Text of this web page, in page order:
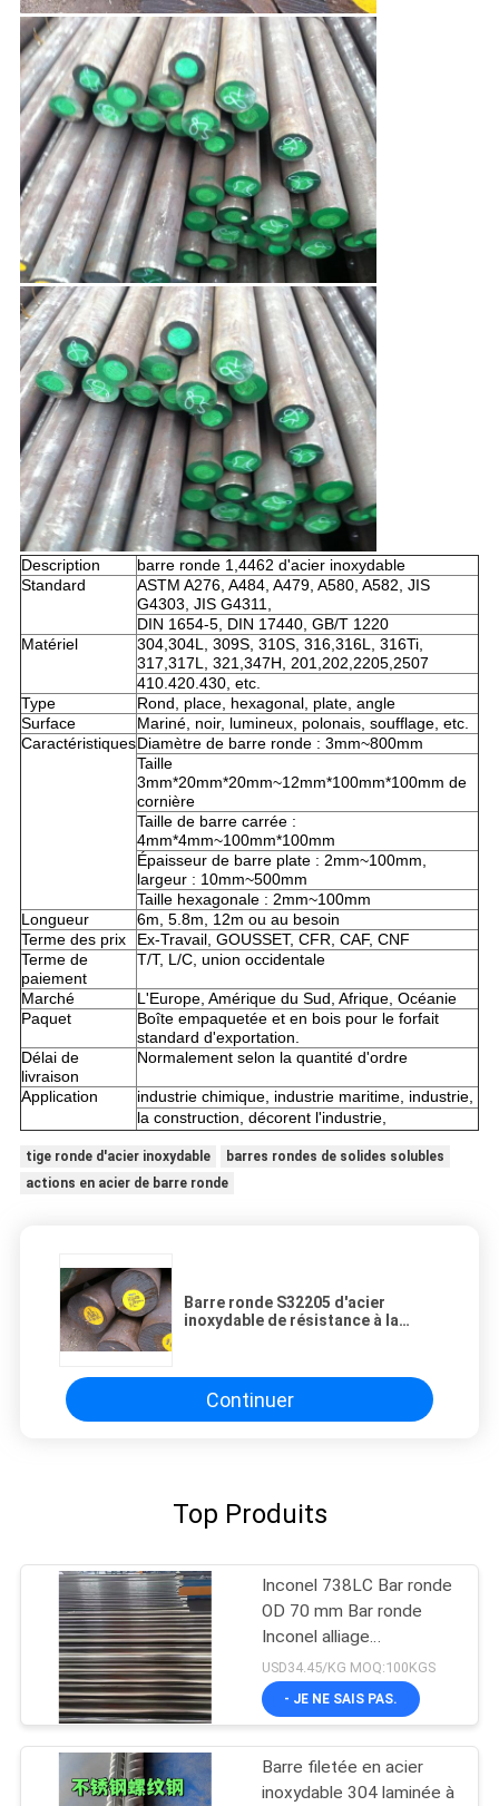
Description
barre ronde 1,4462 d'acier inoxydable
Standard
ASTM A276, A484, A479, A580, A582, JIS
G4303, JIS G4311,
DIN 1654-5, DIN 17440, GB/T 1220
Matériel
304,304L, 309S, 310S, 316,316L, 316Ti,
317,317L, 321,347H, 201,202,2205,2507
410.420.430, etc.
Type
Rond, place, hexagonal, plate, angle
Surface
Mariné, noir, lumineux, polonais, soufflage, etc.
CaractéristiquesDiamètre de barre ronde : 3mm~800mm
Taille
3mm*20mm*20mm~12mm*100mm*100mm de
cornière
Taille de barre carrée :
4mm*4mm~100mm*100mm
Épaisseur de barre plate : 2mm~100mm,
largeur : 10mm~500mm
Taille hexagonale : 2mm~100mm
Longueur
6m, 5.8m, 12m ou au besoin
Terme des prix
Ex-Travail, GOUSSET, CFR, CAF, CNF
Terme de
paiement
T/T, L/C, union occidentale
Marché
L'Europe, Amérique du Sud, Afrique, Océanie
Paquet
Boîte empaquetée et en bois pour le forfait
standard d'exportation.
Délai de
livraison
Normalement selon la quantité d'ordre
Application
industrie chimique, industrie maritime, industrie,
la construction, décorent l'industrie,
tige ronde d'acier inoxydable
barres rondes de solides solubles
actions en acier de barre ronde
Barre ronde S32205 d'acier
inoxydable de résistance à la
Continuer
Top Produits
Inconel 738LC Bar ronde
OD 70 mm Bar ronde
Inconel alliage
738/738LC alliage élevé
USD34.45/KG MOQ:100KGS
- JE NE SAIS PAS.
Barre filetée en acier
inoxydable 304 laminée à